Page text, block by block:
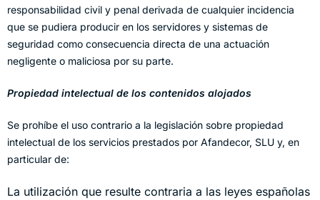
responsabilidad civil y penal derivada de cualquier incidencia
que se pudiera producir en los servidores y sistemas de
seguridad como consecuencia directa de una actuación
negligente o maliciosa por su parte.
Propiedad intelectual de los contenidos alojados
Se prohíbe el uso contrario a la legislación sobre propiedad
intelectual de los servicios prestados por Afandecor, SLU y, en
particular de:
La utilización que resulte contraria a las leyes españolas